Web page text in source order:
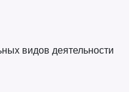
видов деятельности